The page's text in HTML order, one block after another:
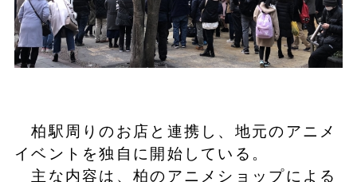
柏駅周りのお店と連携し、地元のアニメ
イベントを独自に開始している。
主な内容は、柏のアニメショップによる